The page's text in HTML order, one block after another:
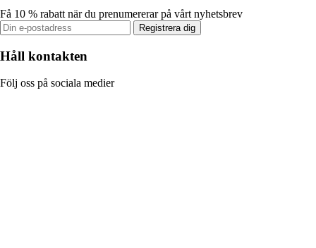
Få 10 % rabatt när du prenumererar på vårt nyhetsbrev
Registrera dig
Håll kontakten
Följ oss på sociala medier